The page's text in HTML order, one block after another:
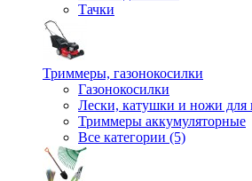
Тачки
Триммеры, газонокосилки
Газонокосилки
Лески, катушки и ножи для
Триммеры аккумуляторные
Все категории (5)